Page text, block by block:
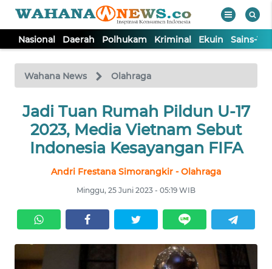
Nasional Daerah Polhukam Kriminal Ekuin Sains-
Wahana News Olahraga
Jadi Tuan Rumah Pildun U-17
2023, Media Vietnam Sebut
Indonesia Kesayangan FIFA
Andri Frestana Simorangkir - Olahraga
Minggu, 25 Juni 2023 - 05:19 WIB
TV
Tutup
NASIONAL
DAERAH
POLHUKAM
KRIMINAL
EKUIN